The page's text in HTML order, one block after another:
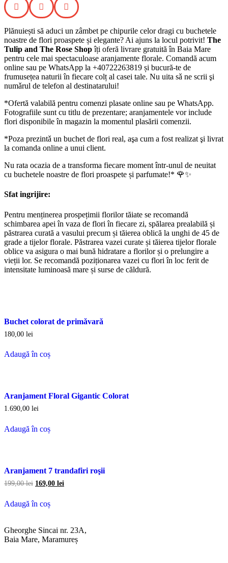
Plănuiești să aduci un zâmbet pe chipurile celor dragi cu buchetele
noastre de flori proaspete și elegante? Ai ajuns la locul potrivit! The
Tulip and The Rose Shopîți oferă livrare gratuită în Baia Mare
pentru cele mai spectaculoase aranjamente florale. Comandă acum
online sau pe WhatsApp la +40722263819 și bucură-te de
frumusețea naturii în fiecare colț al casei tale. Nu uita sǎ ne scrii şi
numǎrul de telefon al destinatarului!
*Ofertă valabilă pentru comenzi plasate online sau pe WhatsApp.
Fotografiile sunt cu titlu de prezentare; aranjamentele vor include
flori disponibile în magazin la momentul plasării comenzii.
*Poza prezintǎ un buchet de flori real, aşa cum a fost realizat şi livrat
la comanda online a unui client.
Nu rata ocazia de a transforma fiecare moment într-unul de neuitat
cu buchetele noastre de flori proaspete și parfumate!* 🌹✨
Sfat ingrijire:
Pentru menținerea prospețimii florilor tăiate se recomandă
schimbarea apei în vaza de flori în fiecare zi, spălarea prealabilă și
păstrarea curată a vasului precum și tăierea oblică la unghi de 45 de
grade a tijelor florale. Păstrarea vazei curate și tăierea tijelor florale
oblice va asigura o mai bună hidratare a florilor și o prelungire a
vieții lor. Se recomandă poziționarea vazei cu flori în loc ferit de
intensitate luminoasă mare și surse de căldură.
Buchet colorat de primǎvarǎ
180,00 lei
Adaugă în coș
Aranjament Floral Gigantic Colorat
1.690,00 lei
Adaugă în coș
Aranjament 7 trandafiri roşii
199,00lei 169,00 lei
Adaugă în coș
Gheorghe Sincai nr. 23A,
Baia Mare, Maramureș